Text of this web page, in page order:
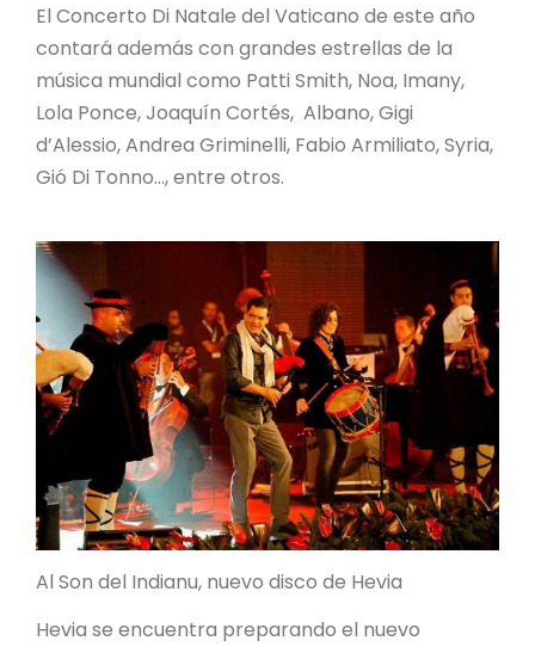
El Concerto Di Natale del Vaticano de este año
contará además con grandes estrellas de la
música mundial como Patti Smith, Noa, Imany,
Lola Ponce, Joaquín Cortés, Albano, Gigi
d’Alessio, Andrea Griminelli, Fabio Armiliato, Syria,
Gió Di Tonno…, entre otros.
Al Son del Indianu, nuevo disco de Hevia
Hevia se encuentra preparando el nuevo